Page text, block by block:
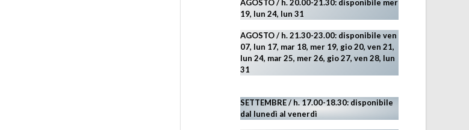
AGOSTO / h. 20.00-21.30: disponibile mer
19, lun 24, lun 31
AGOSTO/ h. 21.30-23.00: disponibile ven
07, lun 17, mar 18, mer 19, gio 20, ven 21,
lun 24, mar 25, mer 26, gio 27, ven 28, lun
31
SETTEMBRE / h. 17.00-18.30: disponibile
dal lunedì al venerdì